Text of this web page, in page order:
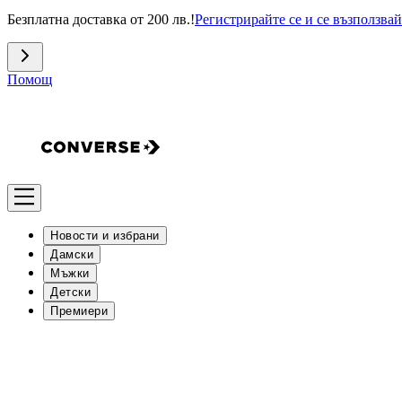
Безплатна доставка от 200 лв.!Регистрирайте се и се
Помощ
Новости и избрани
Дамски
Мъжки
Детски
Премиери